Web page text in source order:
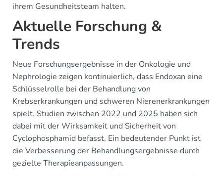
ihrem Gesundheitsteam halten.
Aktuelle Forschung &
Trends
Neue Forschungsergebnisse in der Onkologie und
Nephrologie zeigen kontinuierlich, dass Endoxan eine
Schlüsselrolle bei der Behandlung von
Krebserkrankungen und schweren Nierenerkrankungen
spielt. Studien zwischen 2022 und 2025 haben sich
dabei mit der Wirksamkeit und Sicherheit von
Cyclophosphamid befasst. Ein bedeutender Punkt ist
die Verbesserung der Behandlungsergebnisse durch
gezielte Therapieanpassungen.